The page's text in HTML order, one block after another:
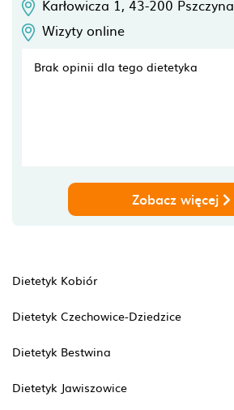
Karłowicza 1, 43-200 Pszczyna
Wizyty online
Brak opinii dla tego dietetyka
Zobacz więcej
Dietetyk Kobiór
Dietetyk Czechowice-Dziedzice
Dietetyk Bestwina
Dietetyk Jawiszowice